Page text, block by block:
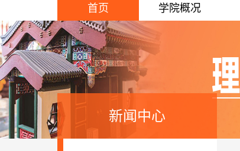
首页 学院概况
新闻中心